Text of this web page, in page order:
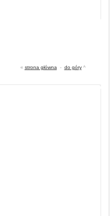
« strona główna - do góry^